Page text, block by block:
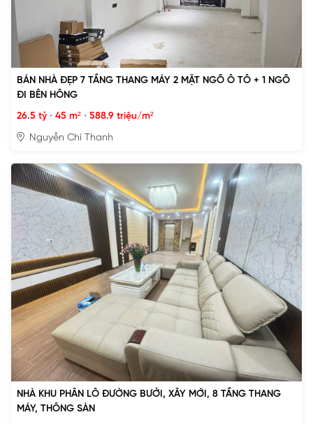
BÁN NHÀ ĐẸP 7 TẦNG THANG MÁY 2 MẶT NGÕ Ô TÔ + 1 NGÕ
ĐI BÊN HÔNG
26.5 tỷ • 45 m² • 588.9 triệu/m²
Nguyễn Chí Thanh
NHÀ KHU PHÂN LÔ ĐƯỜNG BƯỞI, XÂY MỚI, 8 TẦNG THANG
MÁY, THÔNG SÀN